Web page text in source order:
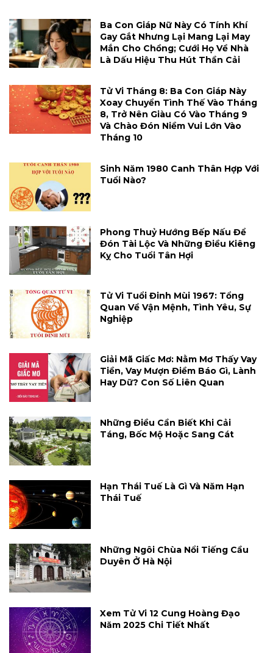
Ba Con Giáp Nữ Này Có Tính Khí
Gay Gắt Nhưng Lại Mang Lại May
Mắn Cho Chồng; Cưới Họ Về Nhà
Là Dấu Hiệu Thu Hút Thần Cải
Tử Vi Tháng 8: Ba Con Giáp Này
Xoay Chuyển Tình Thế Vào Tháng
8, Trở Nên Giàu Có Vào Tháng 9
Và Chào Đón Niềm Vui Lớn Vào
Tháng 10
Sinh Năm 1980 Canh Thân Hợp Với
Tuổi Nào?
Phong Thuỷ Hướng Bếp Nấu Để
Đón Tài Lộc Và Những Điều Kiêng
Kỵ Cho Tuổi Tân Hợi
Tử Vi Tuổi Đinh Mùi 1967: Tổng
Quan Về Vận Mệnh, Tình Yêu, Sự
Nghiệp
Giải Mã Giấc Mơ: Nằm Mơ Thấy Vay
Tiền, Vay Mượn Điềm Báo Gì, Lành
Hay Dữ? Con Số Liên Quan
Những Điều Cần Biết Khi Cải
Táng, Bốc Mộ Hoặc Sang Cát
Hạn Thái Tuế Là Gì Và Năm Hạn
Thái Tuế
Những Ngôi Chùa Nổi Tiếng Cầu
Duyên Ở Hà Nội
Xem Tử Vi 12 Cung Hoàng Đạo
Năm 2025 Chi Tiết Nhất